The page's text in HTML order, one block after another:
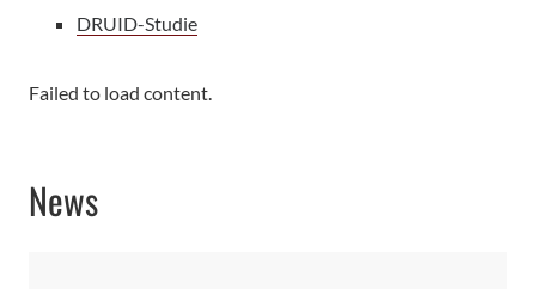
DRUID-Studie
Failed to load content.
News